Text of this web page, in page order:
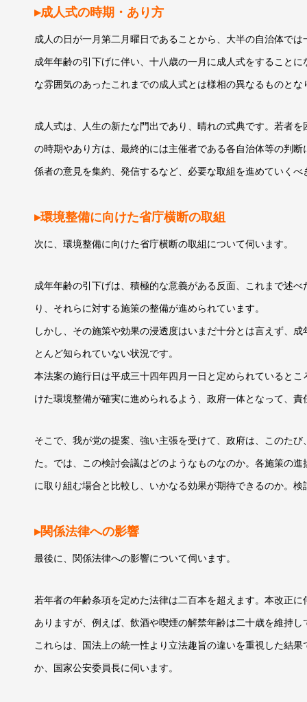
▸成人式の時期・あり方
成人の日が一月第二月曜日であることから、大半の自治体で
成年年齢の引下げに伴い、十八歳の一月に成人式をすること
な雰囲気のあったこれまでの成人式とは様相の異なるものと
成人式は、人生の新たな門出であり、晴れの式典です。若者
の時期やあり方は、最終的には主催者である各自治体等の判
係者の意見を集約、発信するなど、必要な取組を進めていく
▸環境整備に向けた省庁横断の取組
次に、環境整備に向けた省庁横断の取組について伺います。
成年年齢の引下げは、積極的な意義がある反面、これまで述
り、それらに対する施策の整備が進められています。
しかし、その施策や効果の浸透度はいまだ十分とは言えず、
とんど知られていない状況です。
本法案の施行日は平成三十四年四月一日と定められていると
けた環境整備が確実に進められるよう、政府一体となって、
そこで、我が党の提案、強い主張を受けて、政府は、このた
た。では、この検討会議はどのようなものなのか。各施策の
に取り組む場合と比較し、いかなる効果が期待できるのか。
▸関係法律への影響
最後に、関係法律への影響について伺います。
若年者の年齢条項を定めた法律は二百本を超えます。本改正
ありますが、例えば、飲酒や喫煙の解禁年齢は二十歳を維持し
これらは、国法上の統一性より立法趣旨の違いを重視した結
か、国家公安委員長に伺います。